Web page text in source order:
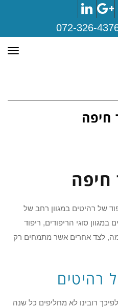
Twitter
Google+
LinkedIn
072-326-
חיפה
חיפה
של רהיטים במגוון רחב של
סוגי הריפודים, ריפוד
לצד אחרים אשר מתמחים רק
רהיטים
רובינו לא מחליפים כל שנה